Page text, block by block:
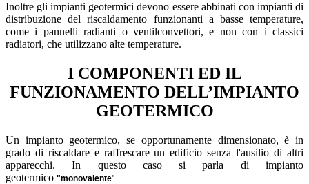
Inoltre gli impianti geotermici devono essere abbinati con impianti di
distribuzione del riscaldamento funzionanti a basse temperature,
come i pannelli radianti o ventilconvettori, e non con i classici
radiatori, che utilizzano alte temperature.
I COMPONENTI ED IL
FUNZIONAMENTO DELL’IMPIANTO
GEOTERMICO
Un impianto geotermico, se opportunamente dimensionato, è in
grado di riscaldare e raffrescare un edificio senza l'ausilio di altri
apparecchi. In questo caso si parla di impianto
geotermico "monovalente".